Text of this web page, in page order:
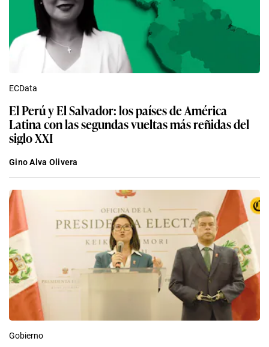
ECData
El Perú y El Salvador: los países de América
Latina con las segundas vueltas más reñidas del
siglo XXI
Gino Alva Olivera
Gobierno